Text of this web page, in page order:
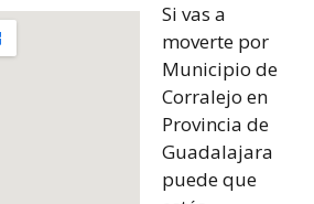
Si vas a
moverte por
Municipio de
Corralejo en
Provincia de
Guadalajara
puede que